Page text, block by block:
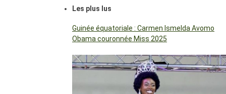
Les plus lus
Guinée équatoriale : Carmen Ismelda Avomo
Obama couronnée Miss 2025